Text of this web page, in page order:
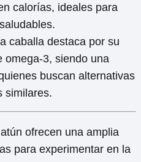
calorías, ideales para
caballa destaca por su
omega-3, siendo una
buscan alternativas
similares.
ofrecen una amplia
para experimentar en la